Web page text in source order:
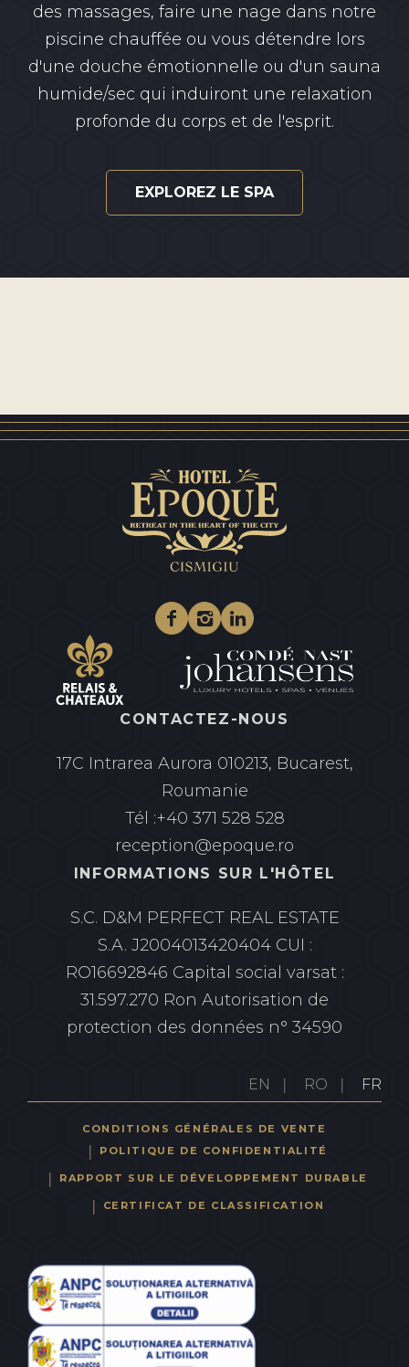
des massages, faire une nage dans notre
piscine chauffée ou vous détendre lors
d'une douche émotionnelle ou d'un sauna
humide/sec qui induiront une relaxation
profonde du corps et de l'esprit.
EXPLOREZ LE SPA
Facebook
Instagram
Linkedin
CONTACTEZ-NOUS
17C Intrarea Aurora 010213, Bucarest,
Roumanie
Tél :+40 371 528 528
reception@epoque.ro
INFORMATIONS SUR L'HÔTEL
S.C. D&M PERFECT REAL ESTATE
S.A. J2004013420404 CUI :
RO16692846 Capital social varsat :
31.597.270 Ron Autorisation de
protection des données n° 34590
EN RO FR
CONDITIONS GÉNÉRALES DE VENTE
POLITIQUE DE CONFIDENTIALITÉ
RAPPORT SUR LE DÉVELOPPEMENT DURABLE
CERTIFICAT DE CLASSIFICATION